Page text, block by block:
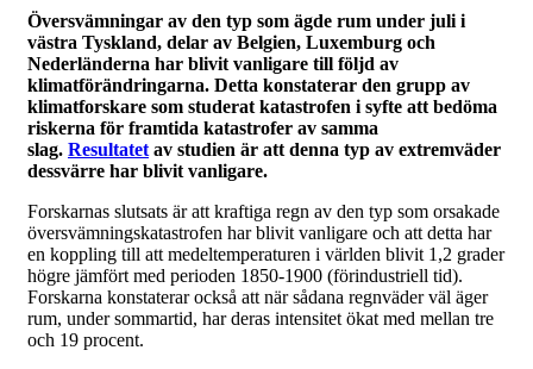
Översvämningar av den typ som ägde rum under juli i
västra Tyskland, delar av Belgien, Luxemburg och
Nederländerna har blivit vanligare till följd av
klimatförändringarna. Detta konstaterar den grupp av
klimatforskare som studerat katastrofen i syfte att bedöma
riskerna för framtida katastrofer av samma
slag. Resultatet av studien är att denna typ av extremväder
dessvärre har blivit vanligare.
Forskarnas slutsats är att kraftiga regn av den typ som orsakade
översvämningskatastrofen har blivit vanligare och att detta har
en koppling till att medeltemperaturen i världen blivit 1,2 grader
högre jämfört med perioden 1850-1900 (förindustriell tid).
Forskarna konstaterar också att när sådana regnväder väl äger
rum, under sommartid, har deras intensitet ökat med mellan tre
och 19 procent.